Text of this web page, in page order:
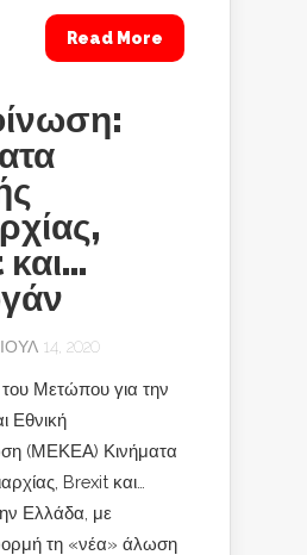
Read More
14, 2020
Μετώπου για την
Εθνική
(ΜΕΚΕΑ) Κινήματα
Brexit και…
Ελλάδα, με
τη «νέα» άλωση